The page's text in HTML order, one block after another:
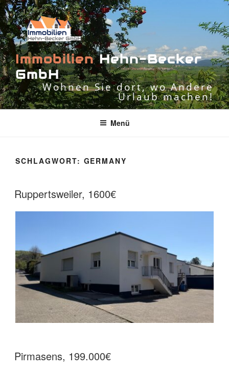
Zum
Inhalt
springen
Immobilien Hehn-Becker
GmbH
Wohnen Sie dort, wo Andere
Urlaub machen!
Menü
SCHLAGWORT: GERMANY
Ruppertsweiler, 1600€
Pirmasens, 199.000€